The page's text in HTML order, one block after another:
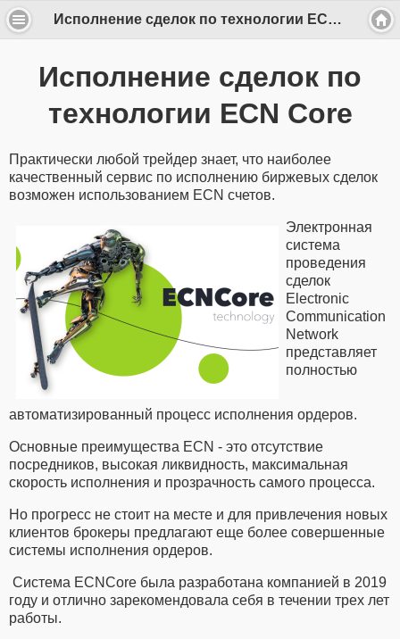
Исполнение сделок по технологии ECN Core
Исполнение сделок по
технологии ECN Core
Практически любой трейдер знает, что наиболее
качественный сервис по исполнению биржевых сделок
возможен использованием ECN счетов.
Электронная
система
проведения
сделок
Electronic
Communication
Network
представляет
полностью
автоматизированный процесс исполнения ордеров.
Основные преимущества ECN - это отсутствие
посредников, высокая ликвидность, максимальная
скорость исполнения и прозрачность самого процесса.
Но прогресс не стоит на месте и для привлечения новых
клиентов брокеры предлагают еще более совершенные
системы исполнения ордеров.
Система ECNCore была разработана компанией в 2019
году и отлично зарекомендовала себя в течении трех лет
работы.